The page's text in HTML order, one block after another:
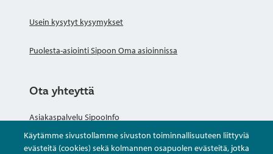
Käytämme sivustollamme sivuston toiminnallisuuteen liittyviä
evästeitä (cookies) sekä kolmannen osapuolen evästeitä, jotka
Usein kysytyt kysymykset
Puolesta-asiointi Sipoon Oma asioinnissa
Ota yhteyttä
Asiakaspalvelu SipooInfo
Anna palautetta nimettömästi